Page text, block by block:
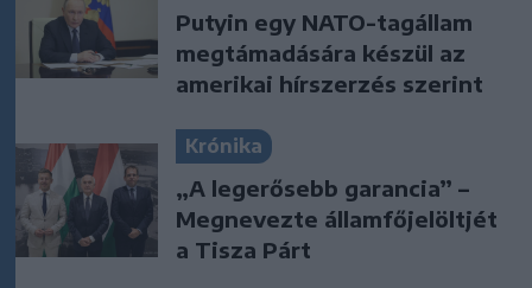
Putyin egy NATO-tagállam
megtámadására készül az
amerikai hírszerzés szerint
Krónika
„A legerősebb garancia” –
Megnevezte államfőjelöltjét
a Tisza Párt